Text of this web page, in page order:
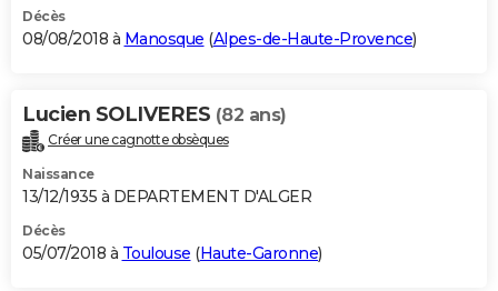
Décès
08/08/2018 à Manosque (Alpes-de-Haute-Provence)
Lucien SOLIVERES (82 ans)
Créer une cagnotte obsèques
Naissance
13/12/1935 à DEPARTEMENT D'ALGER
Décès
05/07/2018 à Toulouse (Haute-Garonne)